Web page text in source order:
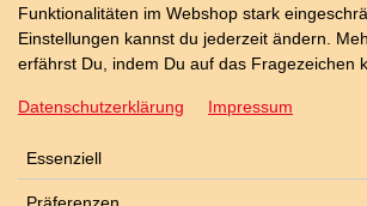
Funktionalitäten im Webshop stark
Einstellungen kannst du jederzeit ändern.
erfährst Du, indem Du auf das Fragezeichen
Datenschutzerklärung Impressum
Essenziell